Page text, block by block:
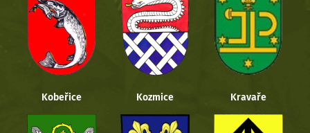
Kobeřice Kozmice Kravaře